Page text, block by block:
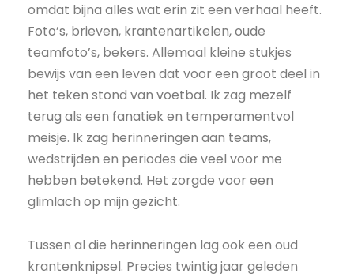
omdat bijna alles wat erin zit een verhaal heeft.
Foto’s, brieven, krantenartikelen, oude
teamfoto’s, bekers. Allemaal kleine stukjes
bewijs van een leven dat voor een groot deel in
het teken stond van voetbal. Ik zag mezelf
terug als een fanatiek en temperamentvol
meisje. Ik zag herinneringen aan teams,
wedstrijden en periodes die veel voor me
hebben betekend. Het zorgde voor een
glimlach op mijn gezicht.
Tussen al die herinneringen lag ook een oud
krantenknipsel. Precies twintig jaar geleden